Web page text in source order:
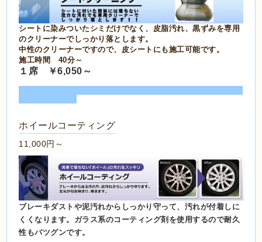
シートに染みついたシミだけでなく、皮脂汚れ、黒ずみを専用
のクリーナーでしっかり落とします。
中性のクリーナーですので、皮シートにも施工可能です。
施工時間 40分～
１席 ￥6,050～
ホイールコーティング
11,000円～
ブレーキダストや泥汚れからしっかり守って、汚れが付着しに
くくなります。ガラス系のコーティング剤を使用するので耐久
性もバツグンです。